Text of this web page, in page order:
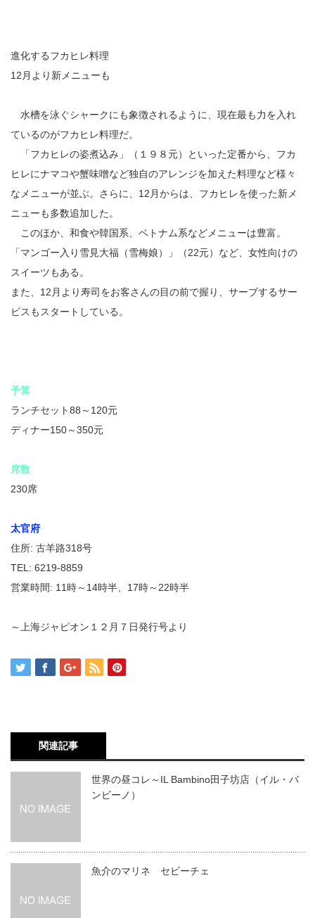
進化するフカヒレ料理
12月より新メニューも
水槽を泳ぐシャークにも象徴されるように、現在最も力を入れ
ているのがフカヒレ料理だ。
「フカヒレの姿煮込み」（１９８元）といった定番から、フカ
ヒレにナマコや蟹味噌など独自のアレンジを加えた料理など様々
なメニューが並ぶ。さらに、12月からは、フカヒレを使った新メ
ニューも多数追加した。
このほか、和食や韓国系、ベトナム系などメニューは豊富。
「マンゴー入り雪見大福（雪梅娘）」（22元）など、女性向けの
スイーツもある。
また、12月より寿司をお客さんの目の前で握り、サーブするサー
ビスもスタートしている。
予算
ランチセット88～120元
ディナー150～350元
席数
230席
太官府
住所: 古羊路318号
TEL: 6219-8859
営業時間: 11時～14時半、17時～22時半
～上海ジャピオン１２月７日発行号より
関連記事
世界の昼コレ～IL Bambino田子坊店（イル・バ
ンビーノ）
魚介のマリネ セビーチェ